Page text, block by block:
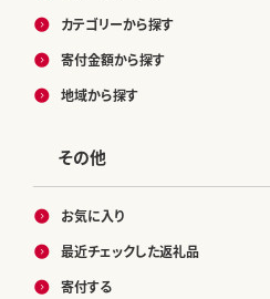
カテゴリーから探す
寄付金額から探す
地域から探す
その他
お気に入り
最近チェックした返礼品
寄付する